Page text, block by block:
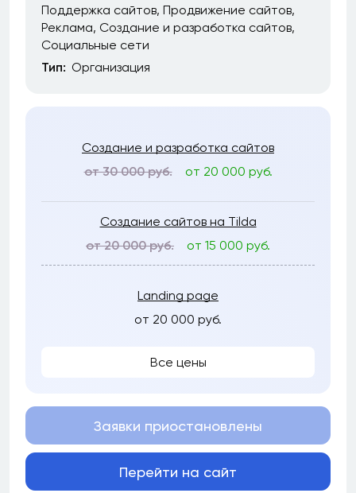
Поддержка сайтов Продвижение сайтов
Реклама Создание и разработка сайтов
Социальные сети
Тип: Организация
Создание и разработка сайтов
от 30 000 руб.
от 20 000 руб.
Создание сайтов на Tilda
от 20 000 руб.
от 15 000 руб.
Landing page
от 20 000 руб.
Все цены
Заявки приостановлены
Перейти на сайт